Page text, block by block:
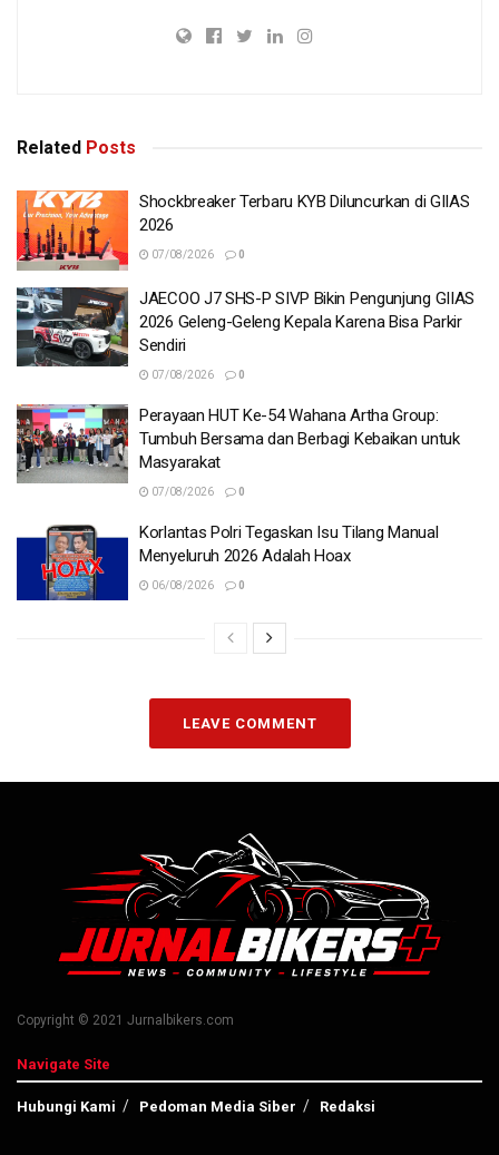
Related Posts
Shockbreaker Terbaru KYB Diluncurkan di GIIAS
2026
07/08/2026 0
JAECOO J7 SHS-P SIVP Bikin Pengunjung GIIAS
2026 Geleng-Geleng Kepala Karena Bisa Parkir
Sendiri
07/08/2026 0
Perayaan HUT Ke-54 Wahana Artha Group:
Tumbuh Bersama dan Berbagi Kebaikan untuk
Masyarakat
07/08/2026 0
Korlantas Polri Tegaskan Isu Tilang Manual
Menyeluruh 2026 Adalah Hoax
06/08/2026 0
LEAVE COMMENT
Copyright © 2021 Jurnalbikers.com
Navigate Site
Hubungi Kami Pedoman Media Siber Redaksi